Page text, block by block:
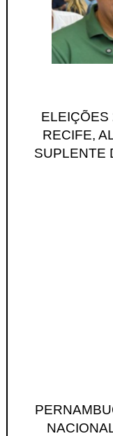
ELEIÇÕES
RECIFE,
SUPLENTE